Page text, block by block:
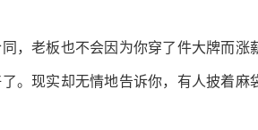
，老板也不会因为你穿了件大牌而涨
。现实却无情地告诉你，有人披着